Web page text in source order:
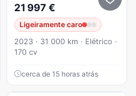
21 997 €
Ligeiramente caro
2023 · 31 000 km · Elétrico ·
170 cv
cerca de 15 horas atrás